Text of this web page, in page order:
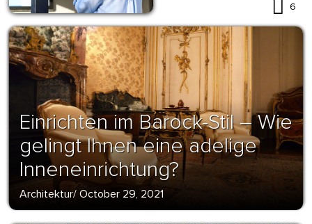
6
Einrichten im Barock-Stil – Wie
gelingt Ihnen eine adelige
Inneneinrichtung?
Architektur/ October 29, 2021